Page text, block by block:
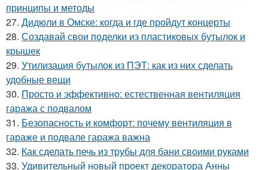
принципы и методы
27. Дидюли в Омске: когда и где пройдут концерты
28. Создавай свои поделки из пластиковых бутылок и
крышек
29. Утилизация бутылок из ПЭТ: как из них сделать
удобные вещи
30. Просто и эффективно: естественная вентиляция
гаража с подвалом
31. Безопасность и комфорт: почему вентиляция в
гараже и подвале гаража важна
32. Как сделать печь из трубы для бани своими руками
33. Удивительный новый проект декоратора Анны